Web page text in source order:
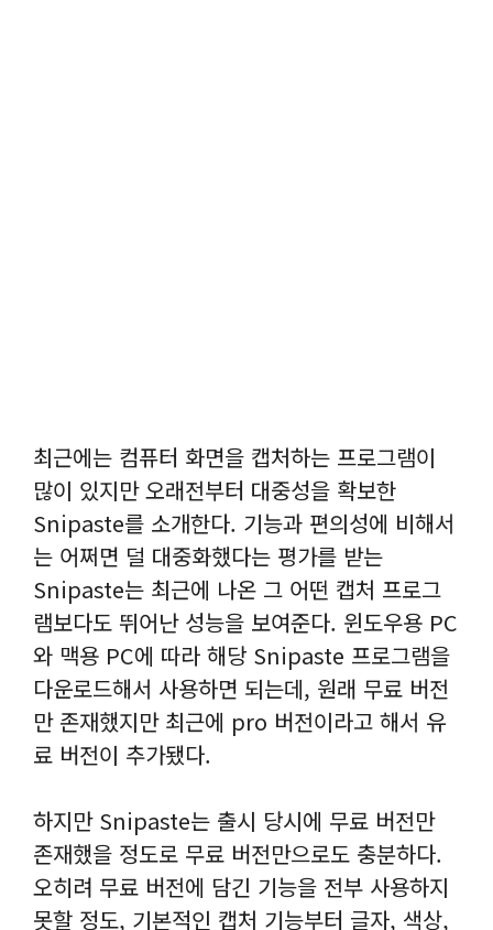
최근에는 컴퓨터 화면을 캡처하는 프로그램이
많이 있지만 오래전부터 대중성을 확보한
Snipaste를 소개한다. 기능과 편의성에 비해서
는 어쩌면 덜 대중화했다는 평가를 받는
Snipaste는 최근에 나온 그 어떤 캡처 프로그
램보다도 뛰어난 성능을 보여준다. 윈도우용 PC
와 맥용 PC에 따라 해당 Snipaste 프로그램을
다운로드해서 사용하면 되는데, 원래 무료 버전
만 존재했지만 최근에 pro 버전이라고 해서 유
료 버전이 추가됐다.
하지만 Snipaste는 출시 당시에 무료 버전만
존재했을 정도로 무료 버전만으로도 충분하다.
오히려 무료 버전에 담긴 기능을 전부 사용하지
못할 정도, 기본적인 캡처 기능부터 글자, 색상,